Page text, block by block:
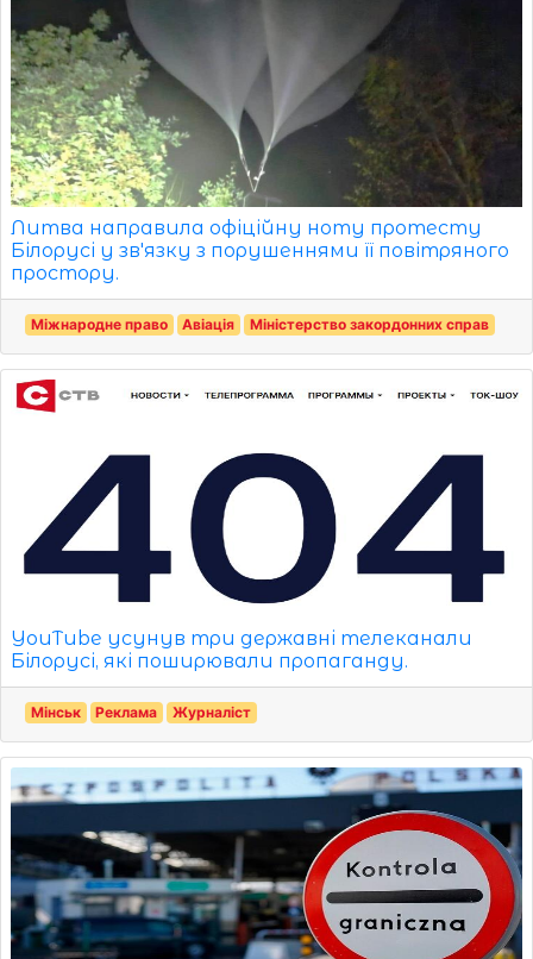
Литва направила офіційну ноту протесту
Білорусі у зв'язку з порушеннями її повітряного
простору.
Міжнародне право Авіація Міністерство закордонних справ
YouTube усунув три державні телеканали
Білорусі, які поширювали пропаганду.
Мінськ Реклама Журналіст